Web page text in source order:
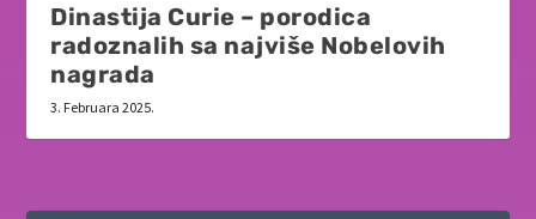
Dinastija Curie – porodica
radoznalih sa najviše Nobelovih
nagrada
3. Februara 2025.